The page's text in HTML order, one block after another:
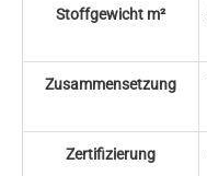
Stoffgewicht m²
Zusammensetzung
Zertifizierung